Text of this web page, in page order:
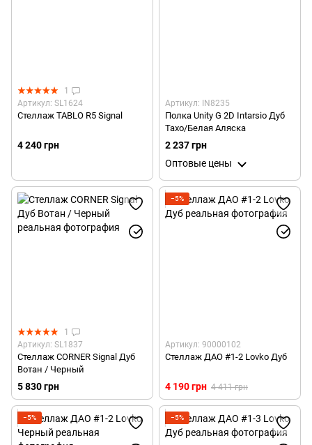
1
Артикул: SL1624
Стеллаж TABLO R5 Signal
4 240 грн
Артикул: IN8235
Полка Unity G 2D Intarsio Дуб
Тахо/Белая Аляска
2 237 грн
Оптовые цены
1
Артикул: SL1837
Стеллаж CORNER Signal Дуб
Вотан / Черный
5 830 грн
−5%
Артикул: 90000102
Стеллаж ДАО #1-2 Lovko Дуб
4 190 грн 4 411 грн
−5% −5%